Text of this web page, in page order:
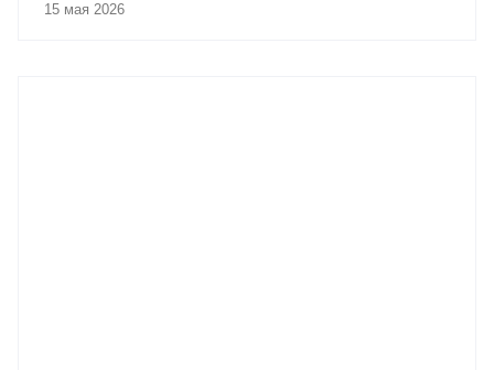
15 мая 2026